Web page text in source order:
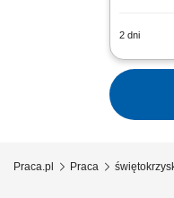
2 dni
Praca.pl Praca